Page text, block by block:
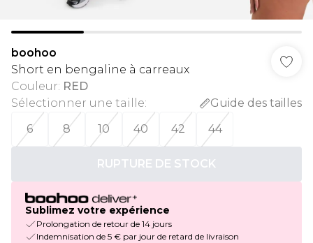
boohoo
Short en bengaline à carreaux
Couleur: RED
Sélectionner une taille:
Guide des tailles
6
8 10 40 42 44
RUPTURE DE STOCK
Sublimez votre expérience
Prolongation de retour de 14 jours
Indemnisation de 5 € par jour de retard de livraison